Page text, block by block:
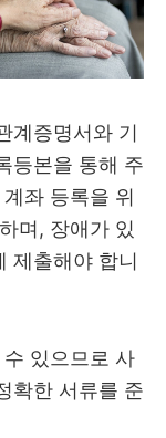
계증명서와 기
등본을 통해 주
좌 등록을 위
며, 장애가 있
제출해야 합니
있으므로 사
확한 서류를 준